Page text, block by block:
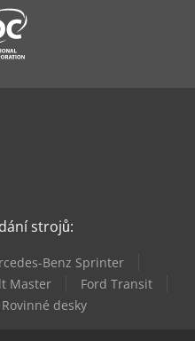
strojů:
Benz Sprinter
Master
Ford Transit
Rovinné desky